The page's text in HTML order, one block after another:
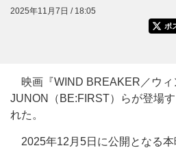
2025年11月7日 / 18:05
ポ
映画『WIND BREAKER／ウィ
JUNON（BE:FIRST）らが登場
れた。
2025年12月5日に公開となる